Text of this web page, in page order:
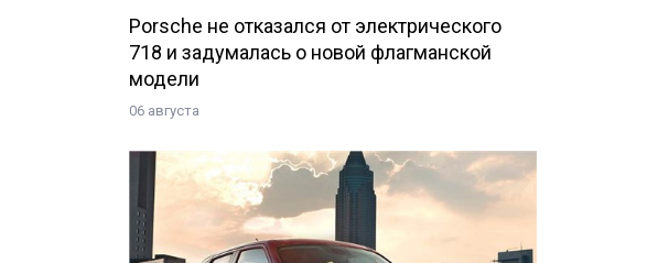
Porsche не отказался от электрического
718 и задумалась о новой флагманской
модели
06 августа